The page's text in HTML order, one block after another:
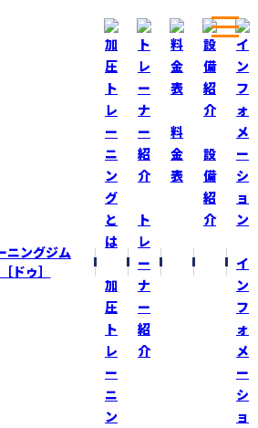
ニングジム
ドゥ］
加
圧
ト
レ
ー
ニ
ン
ト
レ
ー
ナ
ー
紹
介
料
金
表
設
備
紹
介
イ
ン
フ
ォ
メ
ー
シ
ョ
加圧ベルト巻いているのかな！？
ているのかな！？
ウド選手のフィールドを観ていたら
ルトを腕に巻いている！？
仲間入りか！？
JAPAN認定の加圧ベルトじゃ